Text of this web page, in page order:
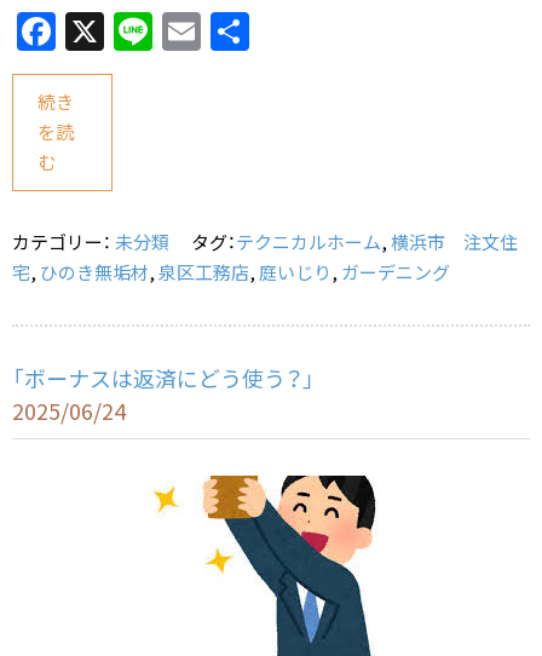
F
a
c
e
b
o
o
X Li
n
E
m
続き
を読
む
カテゴリー： 未分類 タグ：テクニカルホーム,横浜市 注文住
宅, ひのき無垢材,泉区工務店,庭いじり, ガーデニング
「ボーナスは返済にどう使う？」
2025/06/24